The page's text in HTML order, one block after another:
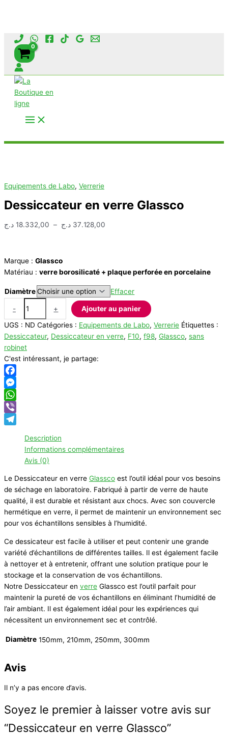
Aller
contenu
Equipements de Labo, Verrerie
Dessiccateur en verre Glassco
18.332,00 د.ج – 37.128,00 د.ج
à
Marque : Glassco
Matériau : verre borosilicaté + plaque perforée en porcelaine
Diamètre Effacer
-
Dessiccateur
en
verre
Glassco
+
Ajouter au panier
UGS : ND Catégories : Equipements de Labo, Verrerie Étiquettes :
Dessiccateur, Dessiccateur en verre, F10, f98, Glassco, sans
robinet
C'est intéressant, je partage:
Facebook
Messenger
WhatsApp
Viber
Description
Informations complémentaires
Avis (0)
Le Dessiccateur en verre Glassco est l’outil idéal pour vos besoins
de séchage en laboratoire. Fabriqué à partir de verre de haute
qualité, il est durable et résistant aux chocs. Avec son couvercle
hermétique en verre, il permet de maintenir un environnement sec
pour vos échantillons sensibles à l’humidité.
Ce dessicateur est facile à utiliser et peut contenir une grande
variété d’échantillons de différentes tailles. Il est également facile
à nettoyer et à entretenir, offrant une solution pratique pour le
stockage et la conservation de vos échantillons.
Notre Dessiccateur en verre Glassco est l’outil parfait pour
maintenir la pureté de vos échantillons en éliminant l’humidité de
l’air ambiant. Il est également idéal pour les expériences qui
nécessitent un environnement sec et contrôlé.
Diamètre 150mm, 210mm, 250mm, 300mm
Avis
Il n’y a pas encore d’avis.
Soyez le premier à laisser votre avis sur
“Dessiccateur en verre Glassco”